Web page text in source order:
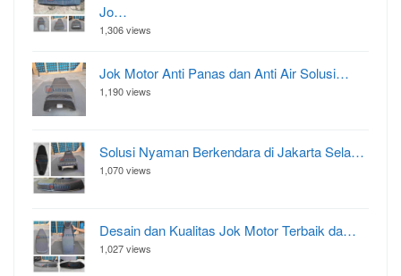
Jo…
1,306 views
Jok Motor Anti Panas dan Anti Air Solusi…
1,190 views
Solusi Nyaman Berkendara di Jakarta Sela…
1,070 views
Desain dan Kualitas Jok Motor Terbaik da…
1,027 views